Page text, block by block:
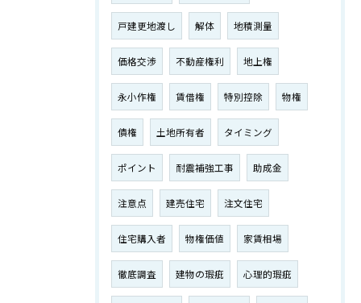
戸建更地渡し 解体 地積測量
価格交渉 不動産権利 地上権
永小作権 賃借権 特別控除 物権
債権 土地所有者 タイミング
ポイント 耐震補強工事 助成金
注意点 建売住宅 注文住宅
住宅購入者 物権価値 家賃相場
徹底調査 建物の瑕疵 心理的瑕疵